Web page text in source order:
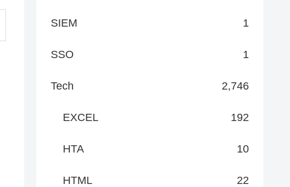
SIEM 1
SSO 1
Tech 2,746
EXCEL 192
HTA 10
HTML 22